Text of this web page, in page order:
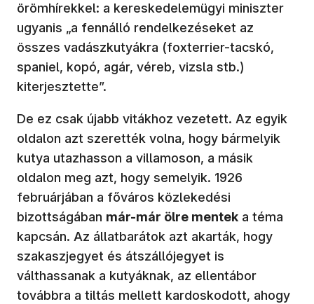
örömhírekkel: a kereskedelemügyi miniszter
ugyanis „a fennálló rendelkezéseket az
összes vadászkutyákra (foxterrier-tacskó,
spaniel, kopó, agár, véreb, vizsla stb.)
kiterjesztette”.
De ez csak újabb vitákhoz vezetett. Az egyik
oldalon azt szerették volna, hogy bármelyik
kutya utazhasson a villamoson, a másik
oldalon meg azt, hogy semelyik. 1926
februárjában a főváros közlekedési
bizottságában már-már ölre mentek a téma
kapcsán. Az állatbarátok azt akarták, hogy
szakaszjegyet és átszállójegyet is
válthassanak a kutyáknak, az ellentábor
továbbra a tiltás mellett kardoskodott, ahogy